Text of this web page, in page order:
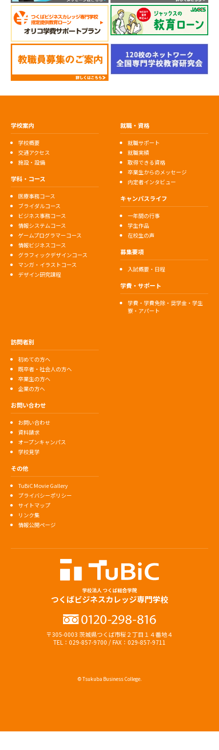
学校案内
学校概要
交通アクセス
施設・設備
学科・コース
医療事務コース
ブライダルコース
ビジネス事務コース
情報システムコース
ゲームプログラマーコース
情報ビジネスコース
グラフィックデザインコース
マンガ・イラストコース
デザイン研究課程
就職・資格
就職サポート
就職実績
取得できる資格
卒業生からのメッセージ
内定者インタビュー
キャンパスライフ
一年間の行事
学生作品
在校生の声
募集要項
入試概要・日程
学費・サポート
学費・学費免除・奨学金・学生
寮・アパート
訪問者別
初めての方へ
既卒者・社会人の方へ
卒業生の方へ
企業の方へ
お問い合わせ
お問い合わせ
資料請求
オープンキャンパス
学校見学
その他
TuBiC Movie Gallery
プライバシーポリシー
サイトマップ
リンク集
情報公開ページ
学校法人 つくば総合学院
つくばビジネスカレッジ専門学校
〒305-0003 茨城県つくば市桜２丁目１４番地４
TEL：029-857-9700 / FAX：029-857-9711
© Tsukuba Business College.